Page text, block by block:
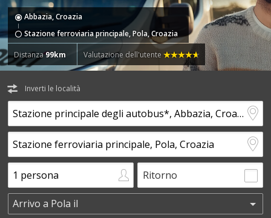
Abbazia, Croazia
Stazione ferroviaria principale, Pola, Croazia
Distanza99km Valutazione dell'utente
Inverti le località
Ritorno